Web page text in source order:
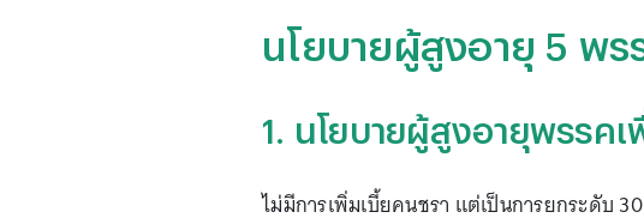
นโยบายผู้สูงอายุ 5 พร
1. นโยบายผู้สูงอายุพรรคเ
ไม่มีการเพิ่มเบี้ยคนชรา แต่เป็นการยกระดับ